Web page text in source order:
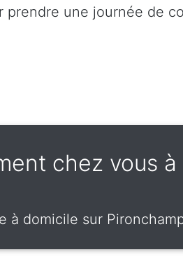
prendre une journée de
chez vous à
à domicile sur